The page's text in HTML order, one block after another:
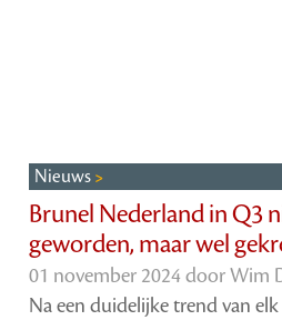
Nieuws
Brunel Nederland in Q3
geworden, maar wel
01 november 2024 doorWim
Na een duidelijke trend van